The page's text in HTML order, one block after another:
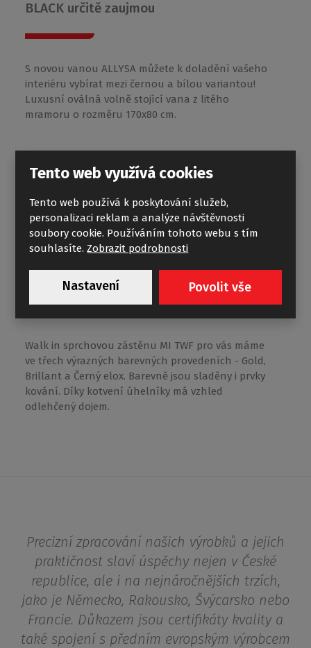
BLACK určitě zaujmou
S novou vanou ALLYSA můžete k doladění vašeho
interiéru vybírat mezi černou a bílou variantou!
Luxusní oválná volně stojící vana z litého
mramoru o rozměru 170x80 cm.
MI TWF
zástěny ve 3 barvách na výběr
Walk in sprchovou zástěnu MI TWF pro vás máme
ve třech výrazných barevných provedeních - Gold,
Brillant a Černý elox. Barevně jsou sladěny i prvky
kování. Díky kotvení úhelníky má vzhled
odlehčený dojem.
Precizní zpracování našich výrobků a jejich
praktičnost slaví úspěchy nejen v České
republice, ale i na nejnáročnějších trzích,
jako je Německo, Rakousko, Švýcarsko nebo
Francie. Důkazem jsou certifikáty kvality a
také spojení s předním evropským výrobcem
Tento web využívá cookies
Tento web používá k poskytování služeb,
personalizaci reklam a analýze návštěvnosti
soubory cookie. Používáním tohoto webu s tím
souhlasíte.Zobrazit podrobnosti
Nastavení Povolit vše